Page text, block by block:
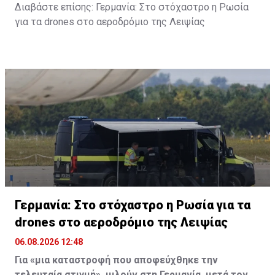
Διαβάστε επίσης: Γερμανία: Στο στόχαστρο η Ρωσία
για τα drones στο αεροδρόμιο της Λειψίας
Γερμανία: Στο στόχαστρο η Ρωσία για τα
drones στο αεροδρόμιο της Λειψίας
06.08.2026 12:48
Για «μια καταστροφή που αποφεύχθηκε την